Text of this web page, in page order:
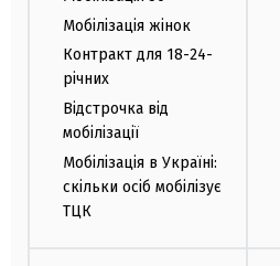
Мобілізація жінок
Контракт для 18-24-
річних
Відстрочка від
мобілізації
Мобілізація в Україні:
скільки осіб мобілізує
ТЦК